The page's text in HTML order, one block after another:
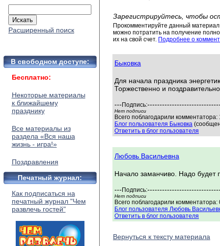
Расширенный поиск
В свободном доступе:
Бесплатно:
Некоторые материалы
к ближайшему
празднику
Все материалы из
раздела «Вся наша
жизнь - игра!»
Поздравления
Печатный журнал:
Как подписаться на
печатный журнал "Чем
развлечь гостей"
Зарегистрируйтесь, чтобы
Прокомментируйте данный
можно потратить на получение
их на свой счет. Подробнее о
Быковка
Для начала праздника
Торжественно и
--- Подпись:
Нет подписи
Всего поблагодарили
Блог пользователя Быковка
Ответить в блог пользователя
Любовь Васильевна
Начало заманчиво. Надо будет
--- Подпись:
Нет подписи
Всего поблагодарили
Блог пользователя Любовь
Ответить в блог пользователя
Вернуться к тексту материала